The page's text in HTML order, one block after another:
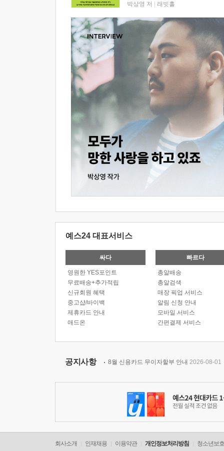
박상영 저 래빗홀
예스24 대표서비스
싸다
영원한 YES포인트
무료배송+추가적립
신규회원 혜택
중고샵/바이백
제휴카드 안내
애드온
빠르다
총알배송
총알검색
매장 픽업 서비스
알림 신청 안내
모바일 서비스
간편결제 서비스
공지사항 8월 신용카드 무이자할부 안내 2026-08-01
회사소개 인재채용 이용약관 개인정보처리방침 청소년보